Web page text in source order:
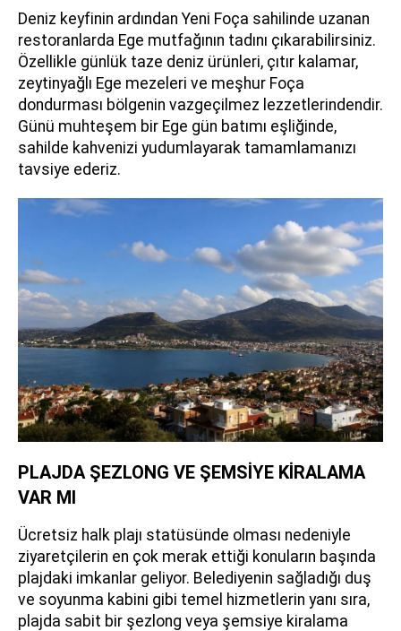
Deniz keyfinin ardından Yeni Foça sahilinde uzanan
restoranlarda Ege mutfağının tadını çıkarabilirsiniz.
Özellikle günlük taze deniz ürünleri, çıtır kalamar,
zeytinyağlı Ege mezeleri ve meşhur Foça
dondurması bölgenin vazgeçilmez lezzetlerindendir.
Günü muhteşem bir Ege gün batımı eşliğinde,
sahilde kahvenizi yudumlayarak tamamlamanızı
tavsiye ederiz.
PLAJDA ŞEZLONG VE ŞEMSİYE KİRALAMA
VAR MI
Ücretsiz halk plajı statüsünde olması nedeniyle
ziyaretçilerin en çok merak ettiği konuların başında
plajdaki imkanlar geliyor. Belediyenin sağladığı duş
ve soyunma kabini gibi temel hizmetlerin yanı sıra,
plajda sabit bir şezlong veya şemsiye kiralama